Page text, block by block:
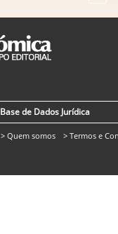
Base de Dados Jurídica
> Quem somos > Termos e